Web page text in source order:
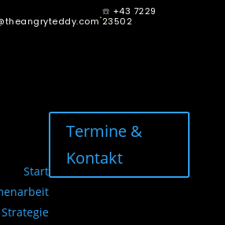
·☎️ +43 7229
23502
Start
Termine &
Kontakt